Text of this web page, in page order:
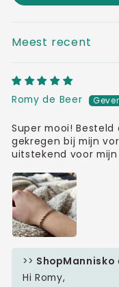
SORT BY
Romy de Beer
Super mooi!
gekregen bij mijn
uitstekend voor
>> ShopMannisko
Hi Romy,